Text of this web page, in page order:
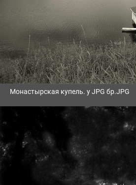
Монастырская купель. у JPG бр.JPG